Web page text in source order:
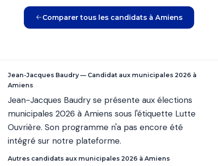
Comparer tous les candidats à Amiens
Jean-Jacques Baudry — Candidat aux municipales 2026 à
Amiens
Jean-Jacques Baudry se présente aux élections
municipales 2026 à Amiens sous l'étiquette Lutte
Ouvrière. Son programme n'a pas encore été
intégré sur notre plateforme.
Autres candidats aux municipales 2026 à Amiens